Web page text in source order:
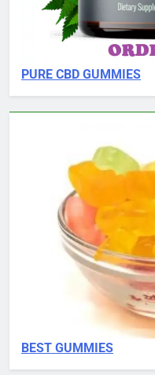
PURE CBD GUMMIES
BEST GUMMIES